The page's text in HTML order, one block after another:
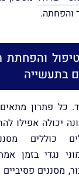
והפחתה.
והפחתת
בתעשייה
כל פתרון
יכולה אפילו
כוללים
נגדי בזמן